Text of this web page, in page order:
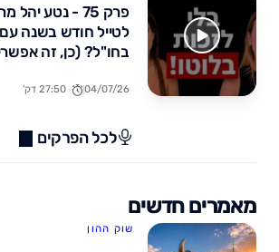
פרק 75 - נטע
לטייל חודש בשנה
בחו"ל? (כן, זה
04/07/26 27:50 דק'
לכל הפרקים
מאמרים חדשים
שוק ההון